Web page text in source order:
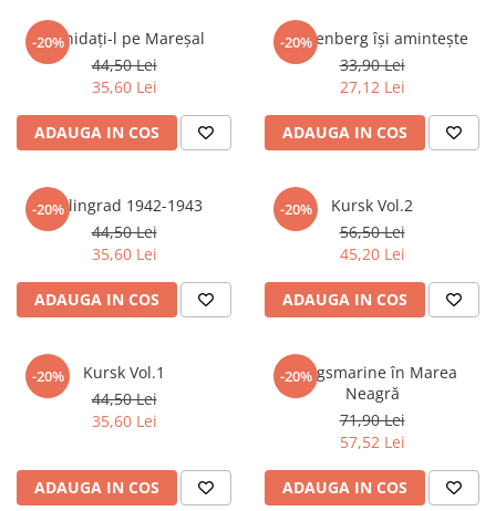
Istorie
Istorie/Critica
Jurnale/Memorii
Manuale scolare/Cursuri
Poezie
Politică/Geopolitică
Psihologie
Spiritualitate/Ezoterism
Sport
Stiinte/Educatie
Noutăți
Cărți
-20%
Lichidați-l pe Mareșal
44,50 Lei
35,60 Lei
ADAUGA IN COS
-20%
Gerstenberg își amintește
33,90 Lei
27,12 Lei
ADAUGA IN COS
-20%
Stalingrad 1942-1943
44,50 Lei
35,60 Lei
ADAUGA IN COS
-20%
Kursk Vol.2
56,50 Lei
45,20 Lei
ADAUGA IN COS
-20%
Kursk Vol.1
44,50 Lei
35,60 Lei
ADAUGA IN COS
-20%
Kriegsmarine în Marea
Neagră
71,90 Lei
57,52 Lei
ADAUGA IN COS